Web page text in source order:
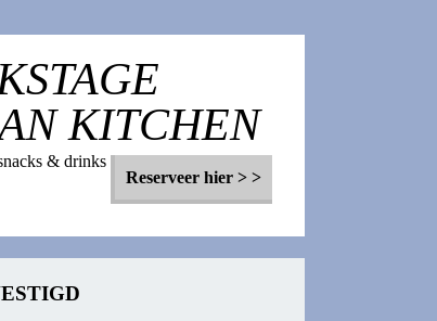
KITCHEN
& drinks
Reserveer hier > >